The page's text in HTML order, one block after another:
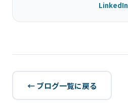
LinkedIn
← ブログ一覧に戻る